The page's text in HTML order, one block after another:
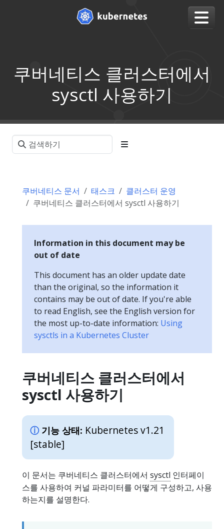
쿠버네티스 클러스터에서
sysctl 사용하기
쿠버네티스 문서 태스크
클러스터 운영
쿠버네티스 클러스터에서 sysctl 사용하기
Information in this document may be
out of date
This document has an older update date
than the original, so the information it
contains may be out of date. If you're able
to read English, see the English version for
the most up-to-date information: Using
sysctls in a Kubernetes Cluster
쿠버네티스 클러스터에서
sysctl 사용하기
기능 상태: Kubernetes v1.21
[stable]
이 문서는 쿠버네티스 클러스터에서 sysctl 인터페이
스를 사용하여 커널 파라미터를 어떻게 구성하고, 사용
하는지를 설명한다.